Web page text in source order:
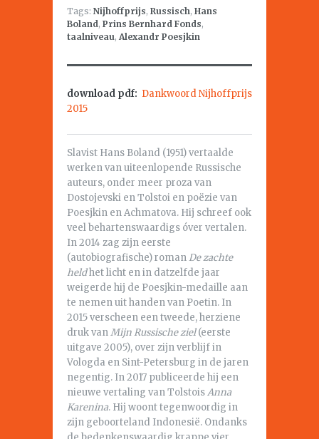
Tags: Nijhoffprijs, Russisch, Hans
Boland, Prins Bernhard Fonds,
taalniveau, Alexandr Poesjkin
download pdf: Dankwoord Nijhoffprijs
2015
Slavist Hans Boland (1951) vertaalde
werken van uiteenlopende Russische
auteurs, onder meer proza van
Dostojevski en Tolstoi en poëzie van
Poesjkin en Achmatova. Hij schreef ook
veel behartenswaardigs óver vertalen.
In 2014 zag zijn eerste
(autobiografische) romanDe zachte
heldhet licht en in datzelfde jaar
weigerde hij de Poesjkin-medaille aan
te nemen uit handen van Poetin. In
2015 verscheen een tweede, herziene
druk vanMijn Russische ziel(eerste
uitgave 2005), over zijn verblijf in
Vologda en Sint-Petersburg in de jaren
negentig. In 2017 publiceerde hij een
nieuwe vertaling van TolstoisAnna
Karenina. Hij woont tegenwoordig in
zijn geboorteland Indonesië. Ondanks